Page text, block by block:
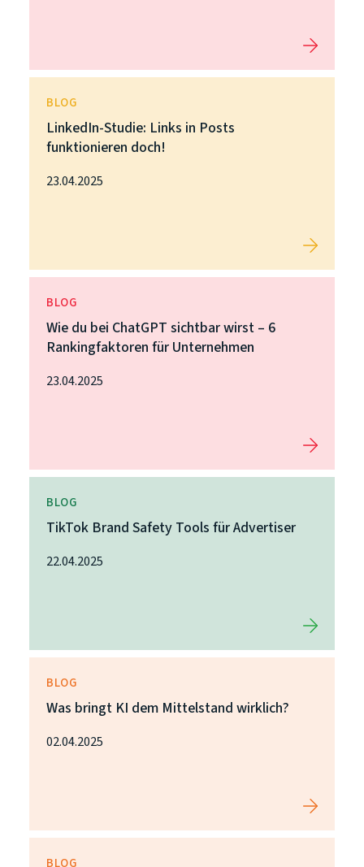
BLOG
LinkedIn-Studie: Links in Posts
funktionieren doch!
23.04.2025
BLOG
Wie du bei ChatGPT sichtbar wirst – 6
Rankingfaktoren für Unternehmen
23.04.2025
BLOG
TikTok Brand Safety Tools für Advertiser
22.04.2025
BLOG
Was bringt KI dem Mittelstand wirklich?
02.04.2025
BLOG